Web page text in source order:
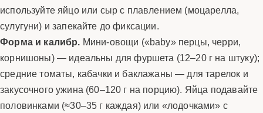
используйте яйцо или сыр с плавлением (моцарелла,
сулугуни) и запекайте до фиксации.
Форма и калибр. Мини-овощи («baby» перцы, черри,
корнишоны) — идеальны для фуршета (12–20 г на штуку);
средние томаты, кабачки и баклажаны — для тарелок и
закусочного ужина (60–120 г на порцию). Яйца подавайте
половинками (≈30–35 г каждая) или «лодочками» с